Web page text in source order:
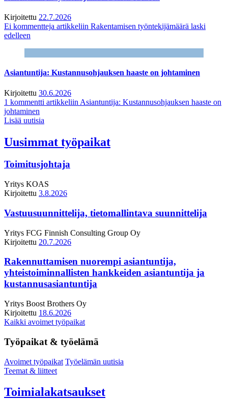
Kirjoitettu 22.7.2026
Ei kommentteja artikkeliin Rakentamisen työntekijämäärä laski
edelleen
Asiantuntija: Kustannusohjauksen haaste on johtaminen
Kirjoitettu 30.6.2026
1 kommentti artikkeliin Asiantuntija: Kustannusohjauksen haaste on
johtaminen
Lisää uutisia
Uusimmat työpaikat
Toimitusjohtaja
Yritys KOAS
Kirjoitettu 3.8.2026
Vastuusuunnittelija, tietomallintava suunnittelija
Yritys FCG Finnish Consulting Group Oy
Kirjoitettu 20.7.2026
Rakennuttamisen nuorempi asiantuntija,
yhteistoiminnallisten hankkeiden asiantuntija ja
kustannusasiantuntija
Yritys Boost Brothers Oy
Kirjoitettu 18.6.2026
Kaikki avoimet työpaikat
Työpaikat & työelämä
Avoimet työpaikat Työelämän uutisia
Teemat & liitteet
Toimialakatsaukset